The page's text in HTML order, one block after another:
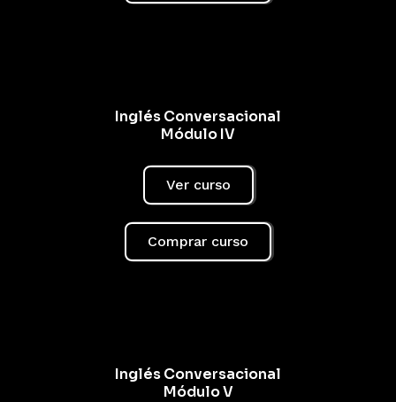
Inglés Conversacional
Módulo IV
Ver curso
Comprar curso
Inglés Conversacional
Módulo V